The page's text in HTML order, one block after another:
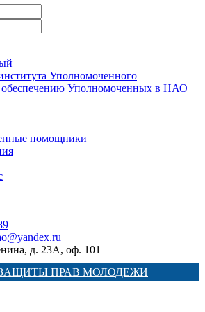
Уполномоченного
обеспечению Уполномоченных в НАО
помощники
д. 23А, оф. 101
ЗАЩИТЫ ПРАВ МОЛОДЕЖИ